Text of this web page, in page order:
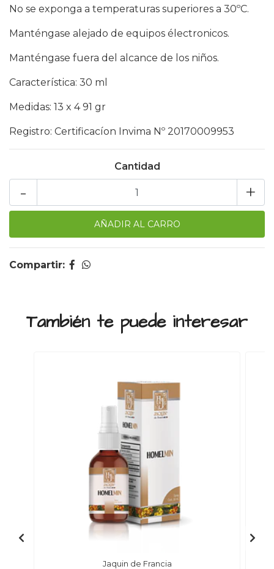
No se exponga a temperaturas superiores a 30ºC.
Manténgase alejado de equipos électronicos.
Manténgase fuera del alcance de los niños.
Característica: 30 ml
Medidas: 13 x 4 91 gr
Registro: Certificacíon Invima Nº 20170009953
Cantidad
+
-
Compartir:
También te puede interesar
Jaquin de Francia